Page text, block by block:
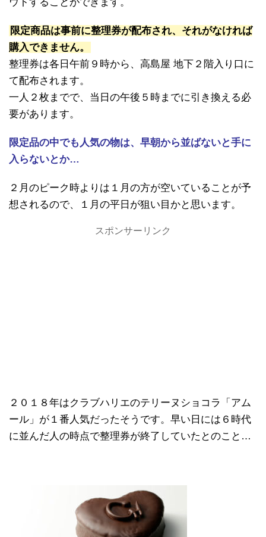
限定商品は事前に整理券が配布され、それがなければ
購入できません。
整理券は各日午前９時から、高島屋 地下２階入り口に
て配布されます。
一人２枚までで、当日の午後５時までに引き換える必
要があります。
限定品の中でも人気の物は、早朝から並ばないと手に
入らないとか…
２月のピーク時よりは１月の方が空いていることが予
想されるので、１月の平日が狙い目かと思います。
スポンサーリンク
２０１８年はクラブハリエのテリーヌショコラ「アム
ール」が１番人気だったそうです。早い日には６時代
に並んだ人の時点で整理券が終了していたとのこと…